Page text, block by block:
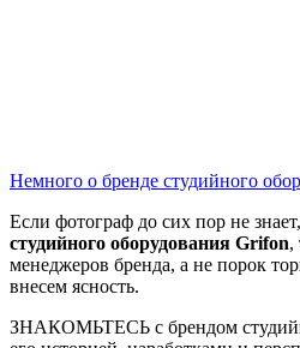
Немного о бренде студийного
Если фотограф до сих пор не знает,
студийного оборудования Grifon,
менеджеров бренда, а не порок
внесем ясность.
ЗНАКОМЬТЕСЬ с брендом